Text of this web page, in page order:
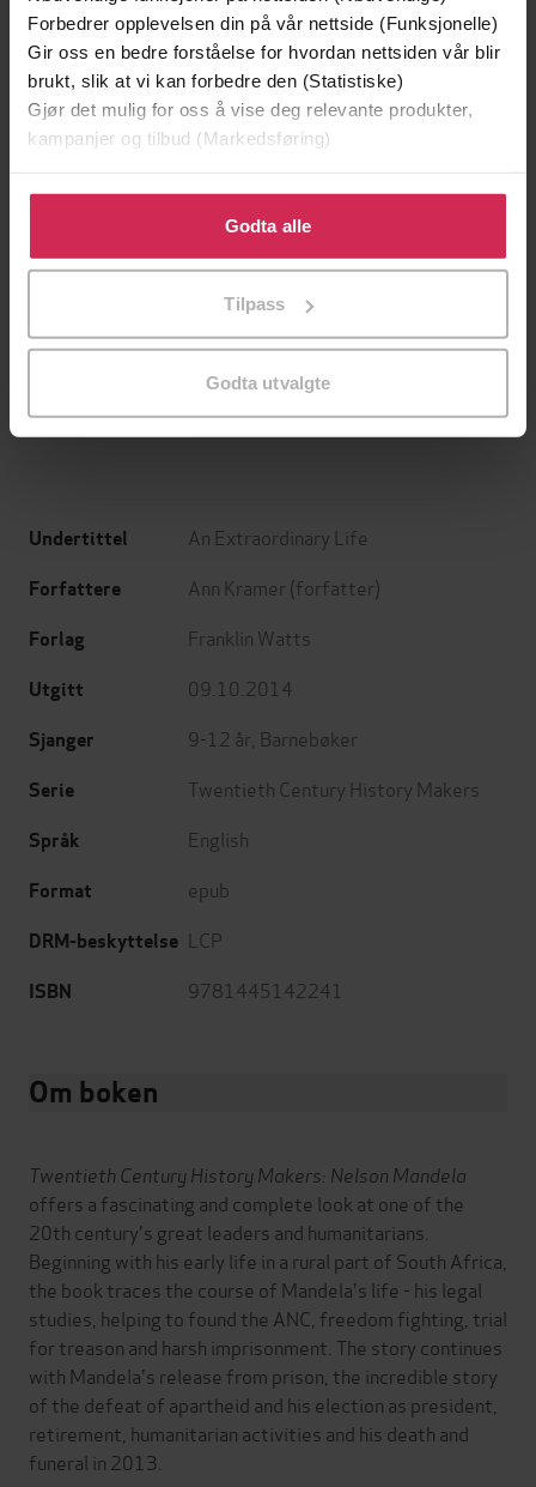
Forbedrer opplevelsen din på vår nettside (Funksjonelle)
Gir oss en bedre forståelse for hvordan nettsiden vår blir
brukt, slik at vi kan forbedre den (Statistiske)
Gjør det mulig for oss å vise deg relevante produkter,
kampanjer og tilbud (Markedsføring)
Klikk på «Godta alle» for å gi oss ditt samtykke til å
bruke cookies for alle disse formålene. Du kan også
tilpasse ditt samtykke til spesifikke formål ved å klikke
Godta alle
Tilpass
Godta utvalgte
Elefanten som gjerne ville sove
Carl-Johan Forssén Ehrlin
Snøsøsteren
Undertittel An Extraordinary Life
Forfattere Ann Kramer (forfatter)
Forlag Franklin Watts
Utgitt 09.10.2014
Sjanger 9-12 år Barnebøker
Serie Twentieth Century History Makers
Språk English
Format epub
DRM-beskyttelse LCP
ISBN 9781445142241
Om boken
Twentieth Century History Makers: Nelson Mandela
offers a fascinating and complete look at one of the
20th century's great leaders and humanitarians.
Beginning with his early life in a rural part of South Africa,
the book traces the course of Mandela's life - his legal
studies, helping to found the ANC, freedom fighting, trial
for treason and harsh imprisonment. The story continues
with Mandela's release from prison, the incredible story
of the defeat of apartheid and his election as president,
retirement, humanitarian activities and his death and